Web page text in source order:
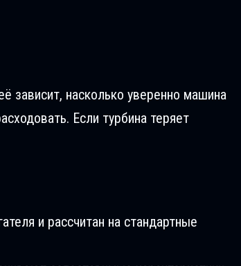
зависит, насколько уверенно машина
Если турбина теряет
и рассчитан на стандартные